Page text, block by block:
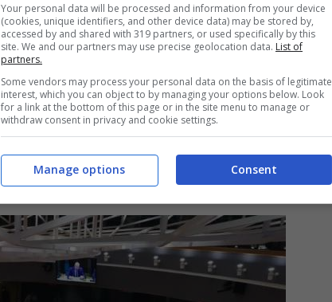
Your personal data will be processed and information from your device
(cookies, unique identifiers, and other device data) may be stored by,
accessed by and shared with 319 partners, or used specifically by this
site. We and our partners may use precise geolocation data. List of
partners.
Some vendors may process your personal data on the basis of legitimate
interest, which you can object to by managing your options below. Look
for a link at the bottom of this page or in the site menu to manage or
withdraw consent in privacy and cookie settings.
Consent
Manage options